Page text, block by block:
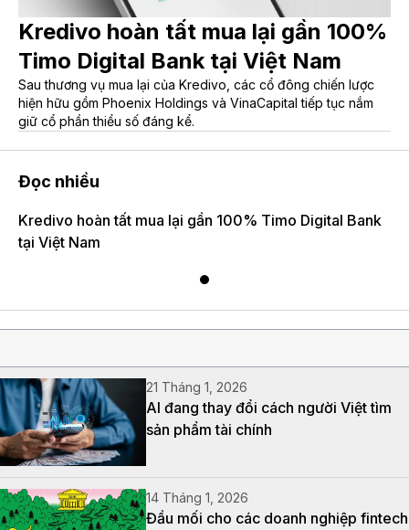
Kredivo hoàn tất mua lại gần 100%
Timo Digital Bank tại Việt Nam
Sau thương vụ mua lại của Kredivo, các cổ đông chiến lược
hiện hữu gồm Phoenix Holdings và VinaCapital tiếp tục nắm
giữ cổ phần thiểu số đáng kể.
Đọc nhiều
Kredivo hoàn tất mua lại gần 100% Timo Digital Bank
tại Việt Nam
21 Tháng 1, 2026
AI đang thay đổi cách người Việt tìm
sản phẩm tài chính
14 Tháng 1, 2026
Đầu mối cho các doanh nghiệp fintech